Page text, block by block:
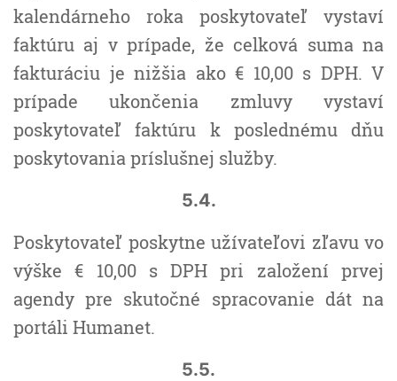
kalendárneho roka poskytovateľ vystaví
faktúru aj v prípade, že celková suma na
fakturáciu je nižšia ako € 10,00 s DPH. V
prípade ukončenia zmluvy vystaví
poskytovateľ faktúru k poslednému dňu
poskytovania príslušnej služby.
5.4.
Poskytovateľ poskytne užívateľovi zľavu vo
výške € 10,00 s DPH pri založení prvej
agendy pre skutočné spracovanie dát na
portáli Humanet.
5.5.